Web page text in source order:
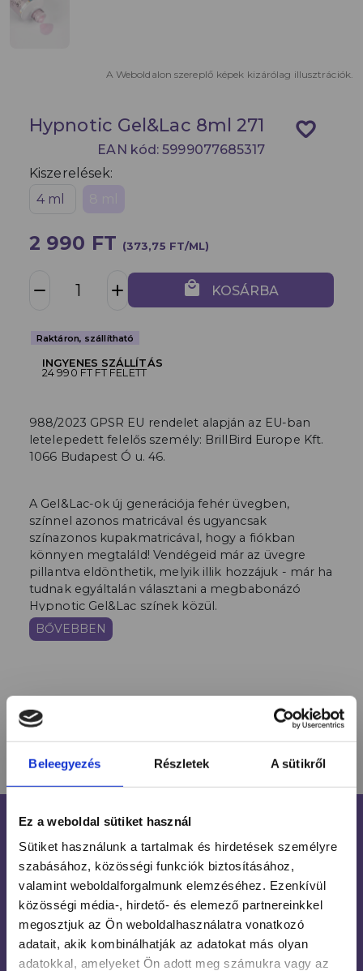
Beleegyezés Részletek A sütikről
Ez a weboldal sütiket használ
Sütiket használunk a tartalmak és hirdetések személyre
szabásához, közösségi funkciók biztosításához,
valamint weboldalforgalmunk elemzéséhez. Ezenkívül
közösségi média-, hirdető- és elemező partnereinkkel
megosztjuk az Ön weboldalhasználatra vonatkozó
adatait, akik kombinálhatják az adatokat más olyan
adatokkal, amelyeket Ön adott meg számukra vagy az
A Weboldalon szereplő képek kizárólag illusztrációk.
favorite_border
Hypnotic Gel&Lac 8ml 271
EAN kód: 5999077685317
Kiszerelések:
4 ml
2 990 FT (373,75 FT/ML)
remove add local_mall KOSÁRBA
Raktáron, szállítható
INGYENES SZÁLLÍTÁS
24 990 FT FT FELETT
988/2023 GPSR EU rendelet alapján az EU-ban
letelepedett felelős személy: BrillBird Europe Kft.
1066 Budapest Ó u. 46.
A Gel&Lac-ok új generációja fehér üvegben,
színnel azonos matricával és ugyancsak
színazonos kupakmatricával, hogy a fiókban
könnyen megtaláld! Vendégeid már az üvegre
pillantva eldönthetik, melyik illik hozzájuk - már ha
tudnak egyáltalán választani a megbabonázó
Hypnotic Gel&Lac színek közül.
BŐVEBBEN
HASONLÓ TERMÉKEK
INGYENES SZÁLLÍTÁS
24 990 FT FELETT
ÜGYFÉLSZOLGÁLAT
7-15H TELEFONON, EMAILBEN
ONLINE VÁSÁRLÁS